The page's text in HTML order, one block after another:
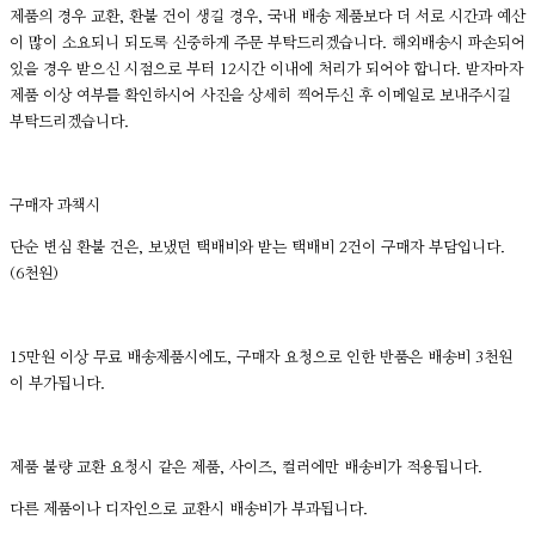
제품의 경우 교환, 환불 건이 생길 경우, 국내 배송 제품보다 더 서로 시간과 예산
이 많이 소요되니 되도록 신중하게 주문 부탁드리겠습니다. 해외배송시 파손되어
있을 경우 받으신 시점으로 부터 12시간 이내에 처리가 되어야 합니다. 받자마자
제품 이상 여부를 확인하시어 사진을 상세히 찍어두신 후 이메일로 보내주시길
부탁드리겠습니다.
구매자 과책시
단순 변심 환불 건은, 보냈던 택배비와 받는 택배비 2건이 구매자 부담입니다.
(6천원)
15만원 이상 무료 배송제품시에도, 구매자 요청으로 인한 반품은 배송비 3천원
이 부가됩니다.
제품 불량 교환 요청시 같은 제품, 사이즈, 컬러에만 배송비가 적용됩니다.
다른 제품이나 디자인으로 교환시 배송비가 부과됩니다.